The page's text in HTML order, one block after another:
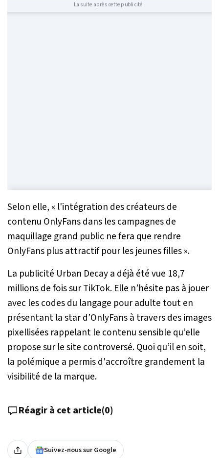
La suite après cette publicité
Selon elle, « l'intégration des créateurs de
contenu OnlyFans dans les campagnes de
maquillage grand public ne fera que rendre
OnlyFans plus attractif pour les jeunes filles».
La publicité Urban Decay a déjà été vue 18,7
millions de fois sur TikTok. Elle n’hésite pas à jouer
avec les codes du langage pour adulte tout en
présentant la star d’OnlyFans à travers des images
pixellisées rappelant le contenu sensible qu’elle
propose sur le site controversé. Quoi qu’il en soit,
la polémique a permis d'accroître grandement la
visibilité de la marque.
Réagir à cet article(0)
Suivez-nous sur Google